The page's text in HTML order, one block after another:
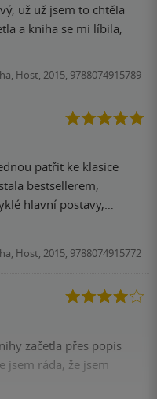
už už jsem to chtěla
a kniha se mi líbila,
Host, 2015, 9788074915789
ke klasice
bestsellerem,
hlavní postavy,
Host, 2015, 9788074915772
začetla přes popis
jsem ráda, že jsem